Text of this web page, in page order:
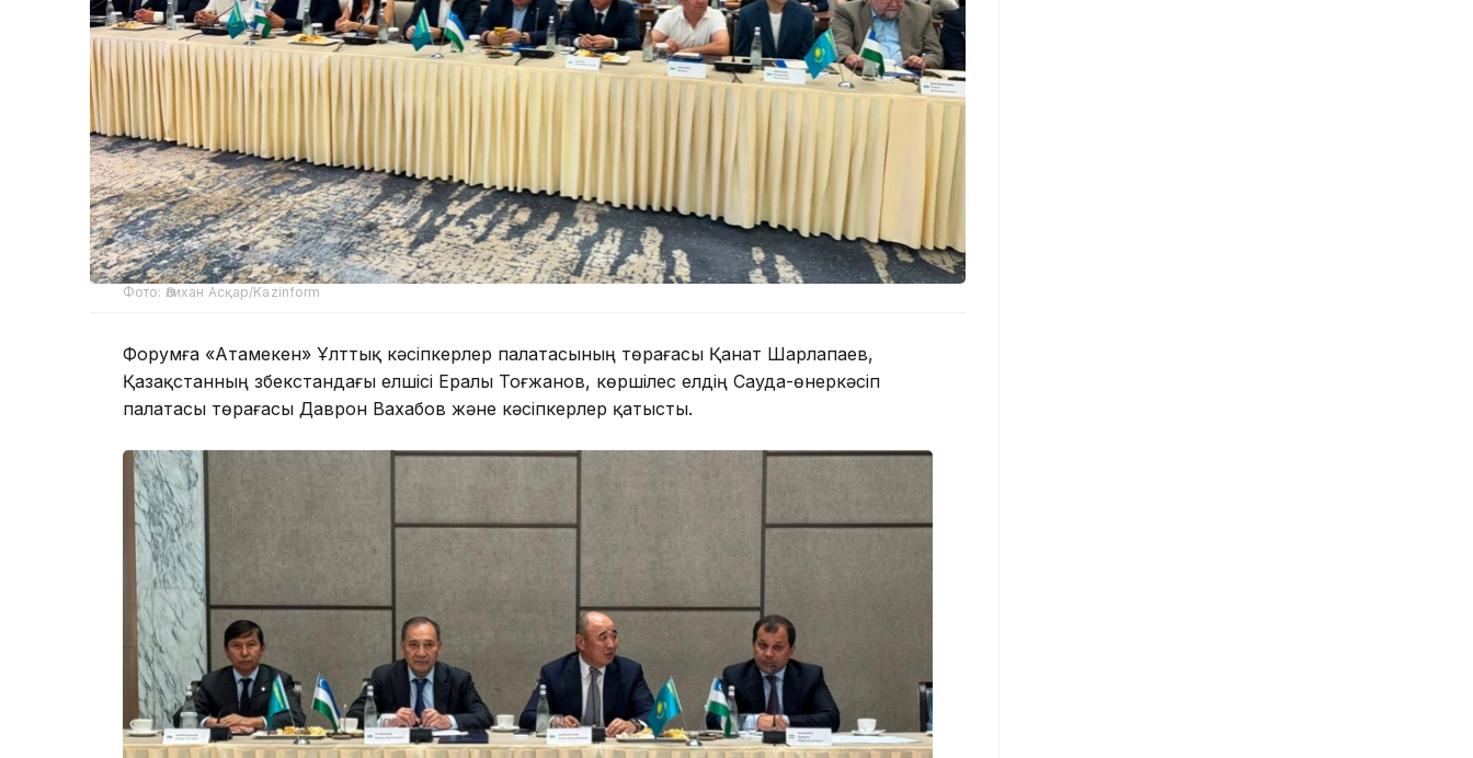
Фото: Әлихан Асқар/Kazinform
Форумға «Атамекен» Ұлттық кәсіпкерлер палатасының төрағасы Қанат Шарлапаев,
Қазақстанның Өзбекстандағы елшісі Ералы Тоғжанов, көршілес елдің Сауда-өнеркәсіп
палатасы төрағасы Даврон Вахабов және кәсіпкерлер қатысты.